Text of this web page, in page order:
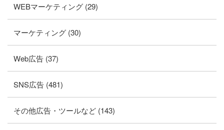
WEBマーケティング (29)
マーケティング (30)
Web広告 (37)
SNS広告 (481)
その他広告・ツールなど (143)